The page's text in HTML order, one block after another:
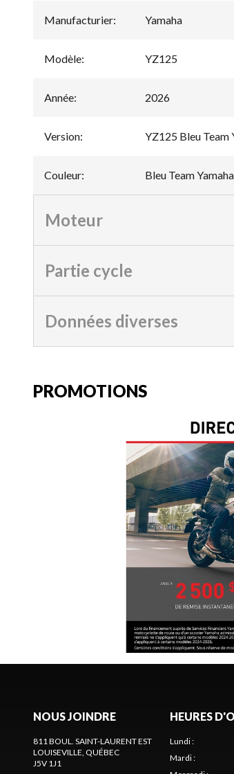
Manufacturier: Yamaha
Modèle: YZ125
Année: 2026
Version: YZ125 Bleu Team
Couleur: Bleu Team Yamaha
Moteur
Partie cycle
Données diverses
PROMOTIONS
NOUS JOINDRE
811 BOUL. SAINT-LAURENT EST
LOUISEVILLE, QUÉBEC
J5V 1J1
HEURES
Lundi:
Mardi: